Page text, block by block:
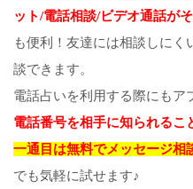
ット/電話相談/ビデオ通話が
も便利！友達には相談しにく
談できます。
電話占いを利用する際にもア
電話番号を相手に知られるこ
一通目は無料でメッセージ相
でも気軽に試せます♪